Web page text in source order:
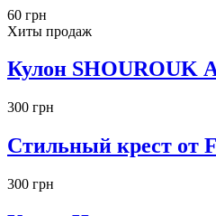
60 грн
Хиты продаж
Кулон SHOUROUK
300 грн
Стильный крест от
300 грн